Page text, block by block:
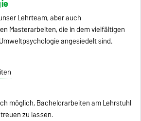
Lehrteam, aber auch
Masterarbeiten, die in dem vielfältigen
angesiedelt sind.
möglich, Bachelorarbeiten am Lehrstuhl
zu lassen.